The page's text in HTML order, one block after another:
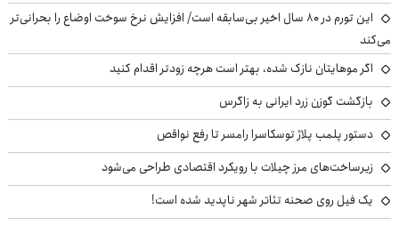
این تورم در ۸۰ سال اخیر بی‌سابقه است/ افزایش نرخ سوخت اوضاع را بحرانی‌تر
می‌کند
اگر موهایتان نازک شده، بهتر است هرچه زودتر اقدام کنید
بازگشت گوزن زرد ایرانی به زاگرس
دستور پلمب پلاژ توسکاسرا رامسر تا رفع نواقص
زیرساخت‌های مرز چیلات با رویکرد اقتصادی طراحی می‌شود
یک فیل روی صحنه تئاتر شهر ناپدید شده است!